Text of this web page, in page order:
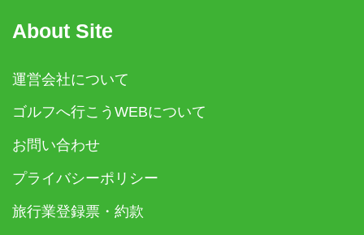
About Site
運営会社について
ゴルフへ行こうWEBについて
お問い合わせ
プライバシーポリシー
旅行業登録票・約款